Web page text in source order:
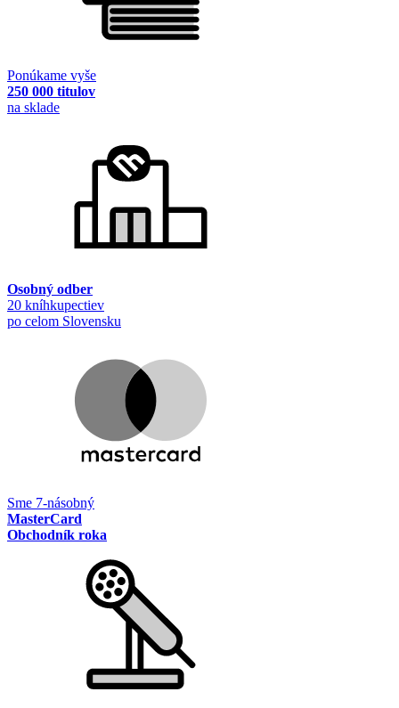
Ponúkame vyše
250 000 titulov
na sklade
Osobný odber
20 kníhkupectiev
po celom Slovensku
Sme 7-násobný
MasterCard
Obchodník roka